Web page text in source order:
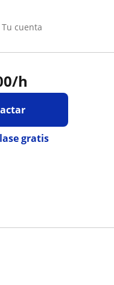
Tu cuenta
/h
gratis